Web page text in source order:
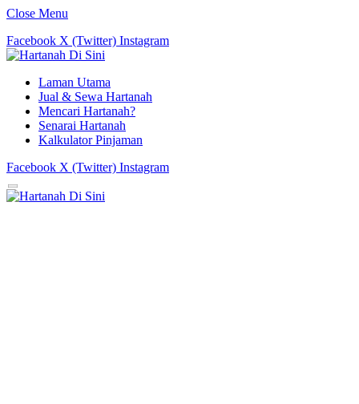
Close Menu
Facebook X (Twitter) Instagram
Laman Utama
Jual & Sewa Hartanah
Mencari Hartanah?
Senarai Hartanah
Kalkulator Pinjaman
Facebook X (Twitter) Instagram